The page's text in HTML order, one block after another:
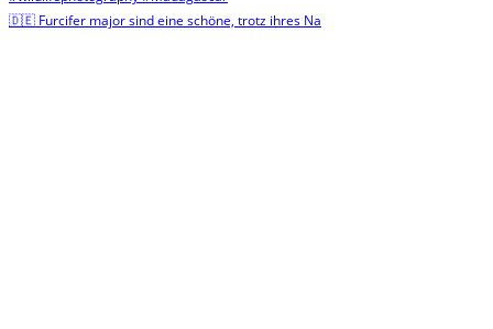
🇩🇪 Furcifer major sind eine schöne, trotz ihres Na